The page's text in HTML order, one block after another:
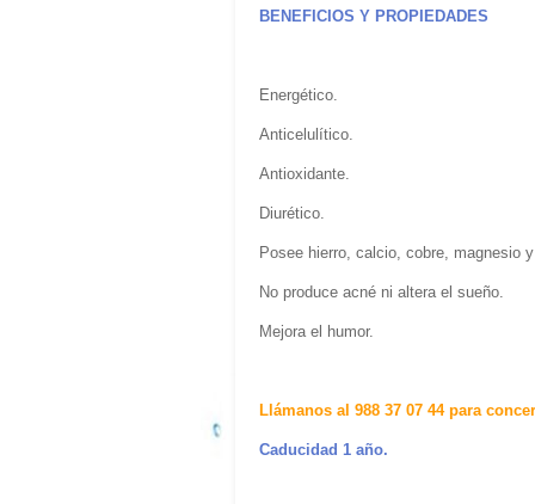
BENEFICIOS Y PROPIEDADES
Energético.
Anticelulítico.
Antioxidante.
Diurético.
Posee hierro, calcio, cobre, magnesio
No produce acné ni altera el sueño.
Mejora el humor.
Llámanos al 988 37 07 44 para
Caducidad 1 año.